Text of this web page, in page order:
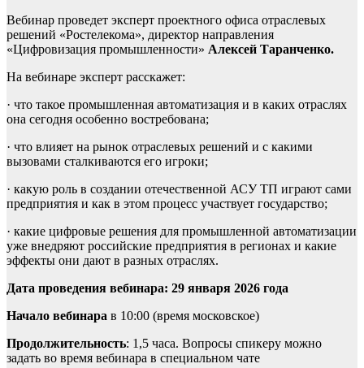
Вебинар проведет эксперт проектного офиса отраслевых
решений «Ростелекома», директор направления
«Цифровизация промышленности» Алексей Таранченко.
На вебинаре эксперт расскажет:
· что такое промышленная автоматизация и в каких отраслях
она сегодня особенно востребована;
· что влияет на рынок отраслевых решений и с какими
вызовами сталкиваются его игроки;
· какую роль в создании отечественной АСУ ТП играют сами
предприятия и как в этом процесс участвует государство;
· какие цифровые решения для промышленной автоматизации
уже внедряют российские предприятия в регионах и какие
эффекты они дают в разных отраслях.
Дата проведения вебинара: 29 января 2026 года
Начало вебинара в 10:00 (время московское)
Продолжительность: 1,5 часа. Вопросы спикеру можно
задать во время вебинара в специальном чате